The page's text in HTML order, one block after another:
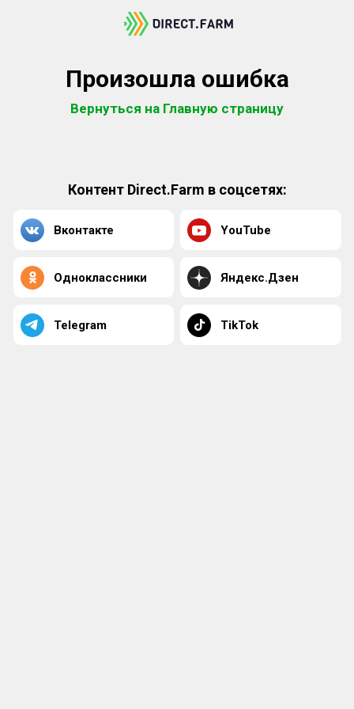
Произошла ошибка
Вернуться на Главную страницу
Контент Direct.Farm в соцсетях:
Вконтакте YouTube
Одноклассники Яндекс.Дзен
Telegram TikTok